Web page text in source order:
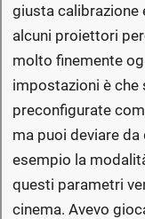
giusta calibrazione
alcuni proiettori
molto finemente
impostazioni è che
preconfigurate
ma puoi deviare
esempio la
questi parametri
cinema. Avevo